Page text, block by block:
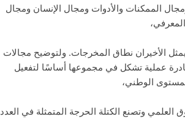
الممكنات والأدوات ومجال الإنسان ومجال
الأخيران نطاق المخرجات. ولتوضيح مجالات
عملية تشكل في مجموعها أساسًا لتفعيل
الوطني،
وتصنع الكتلة الحرجة المتمثلة في العدد